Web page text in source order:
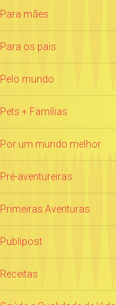
Para mães
Para os pais
Pelo mundo
Pets + Famílias
Por um mundo melhor
Pré-aventureiras
Primeiras Aventuras
Publipost
Receitas